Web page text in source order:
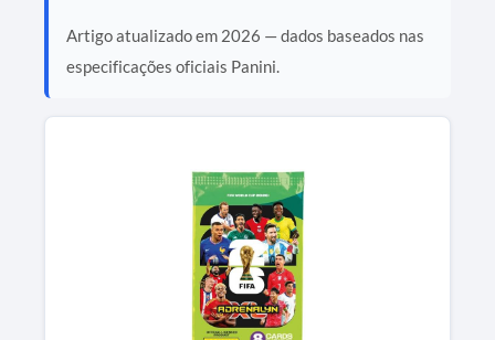
Artigo atualizado em 2026 — dados baseados nas
especificações oficiais Panini.